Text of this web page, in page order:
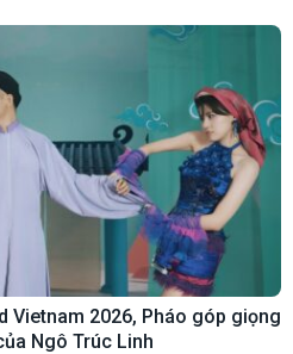
Vietnam 2026, Pháo góp giọng
Ngô Trúc Linh